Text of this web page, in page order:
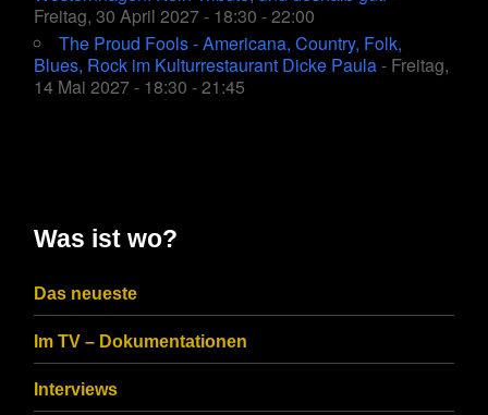
Freitag, 30 April 2027 - 18:30 - 22:00
The Proud Fools - Americana, Country, Folk,
Blues, Rock im Kulturrestaurant Dicke Paula- Freitag,
14 Mai 2027 - 18:30 - 21:45
Was ist wo?
Das neueste
Im TV – Dokumentationen
Interviews